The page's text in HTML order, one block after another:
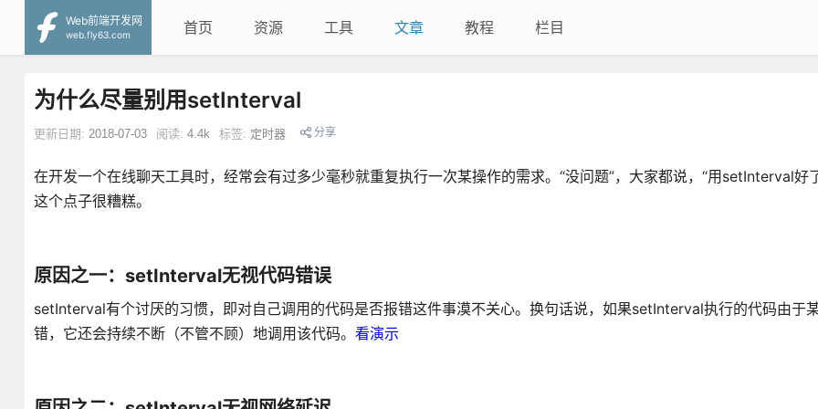
Web前端开发网
web.fly63.com
首页 资源 工具 文章 教程 栏目
为什么尽量别用setInterval
更新日期: 2018-07-03 阅读: 4.4k 标签: 定时器 分享
在开发一个在线聊天工具时，经常会有过多少毫秒就重复执行一次某操作的需求。“没问题”，大家都说，“用setInterval好
这个点子很糟糕。
原因之一：setInterval无视代码错误
setInterval有个讨厌的习惯，即对自己调用的代码是否报错这件事漠不关心。换句话说，如果setInterval执行的代码由于
错，它还会持续不断（不管不顾）地调用该代码。 看演示